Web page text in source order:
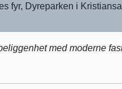
fyr, Dyreparken i
med moderne